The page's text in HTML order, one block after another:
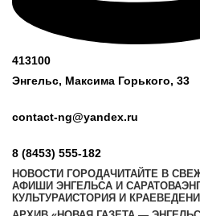
413100
Энгельс, Максима Горького, 33
contact-ng@yandex.ru
8 (8453) 555-182
НОВОСТИ ГОРОДАЧИТАЙТЕ В
АФИШИ ЭНГЕЛЬСА И САРАТОВА
КУЛЬТУРАИСТОРИЯ И